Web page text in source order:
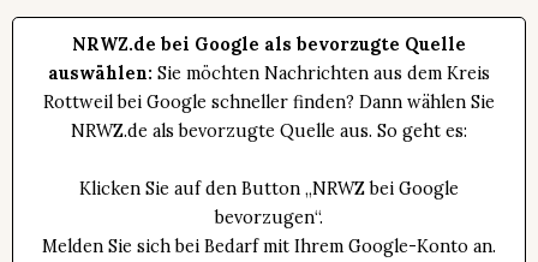
NRWZ.de bei Google als bevorzugte Quelle
auswählen: Sie möchten Nachrichten aus dem Kreis
Rottweil bei Google schneller finden? Dann wählen Sie
NRWZ.de als bevorzugte Quelle aus. So geht es:
Klicken Sie auf den Button „NRWZ bei Google
bevorzugen“.
Melden Sie sich bei Bedarf mit Ihrem Google-Konto an.